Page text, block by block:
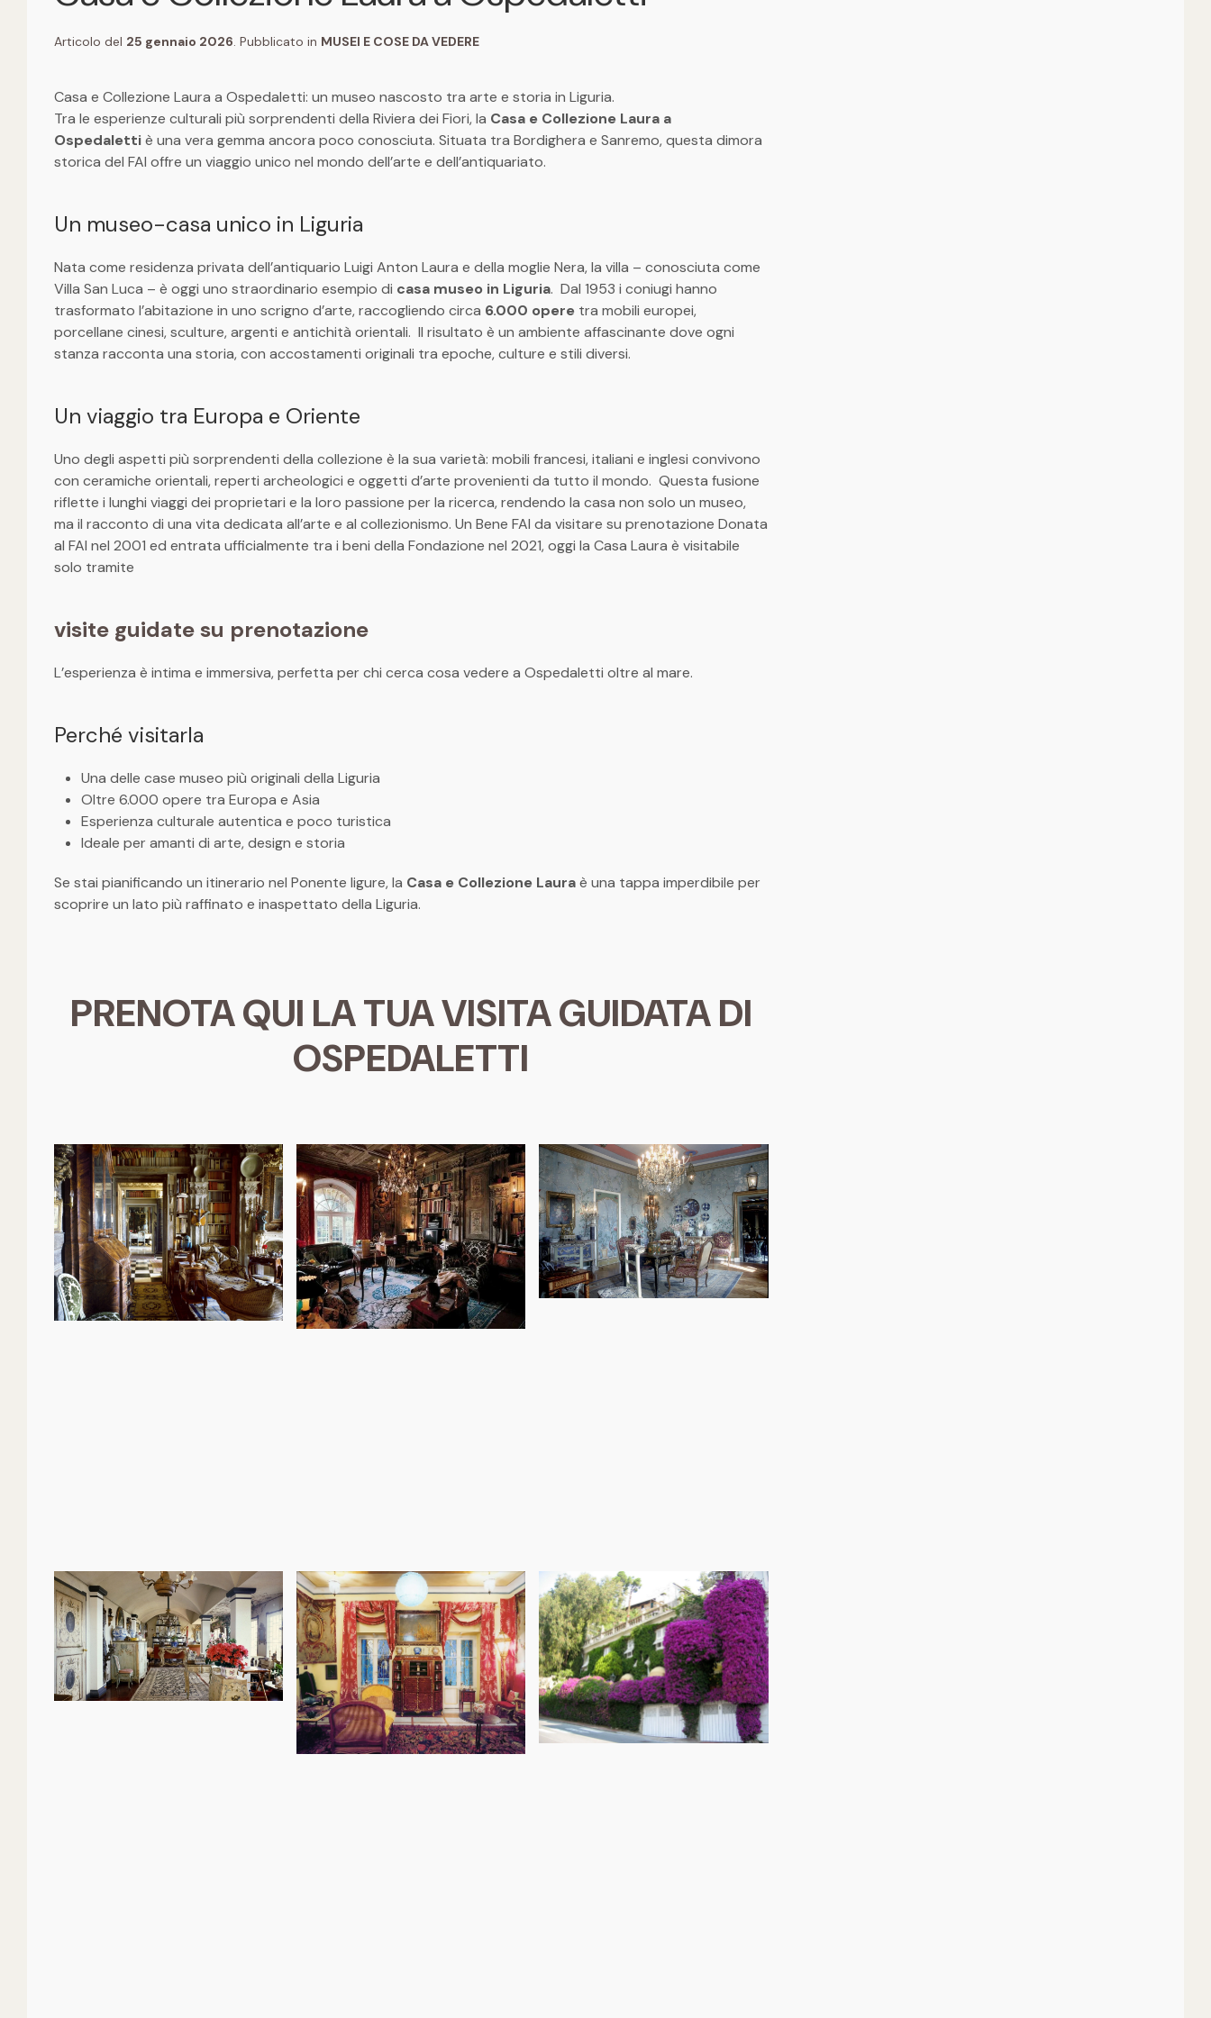
Articolo del 25 gennaio 2026 . Pubblicato in MUSEI E COSE DA VEDERE
Casa e Collezione Laura a Ospedaletti: un museo nascosto tra arte e storia in Liguria.
Tra le esperienze culturali più sorprendenti della Riviera dei Fiori, la Casa e Collezione Laura a
Ospedalettiè una vera gemma ancora poco conosciuta. Situata tra Bordighera e Sanremo, questa dimora
storica del FAI offre un viaggio unico nel mondo dell’arte e dell’antiquariato.
Un museo-casa unico in Liguria
Nata come residenza privata dell’antiquario Luigi Anton Laura e della moglie Nera, la villa – conosciuta come
Villa San Luca – è oggi uno straordinario esempio di casa museo in Liguria. Dal 1953 i coniugi hanno
trasformato l’abitazione in uno scrigno d’arte, raccogliendo circa 6.000 opere tra mobili europei,
porcellane cinesi, sculture, argenti e antichità orientali. Il risultato è un ambiente affascinante dove ogni
stanza racconta una storia, con accostamenti originali tra epoche, culture e stili diversi.
Un viaggio tra Europa e Oriente
Uno degli aspetti più sorprendenti della collezione è la sua varietà: mobili francesi, italiani e inglesi convivono
con ceramiche orientali, reperti archeologici e oggetti d’arte provenienti da tutto il mondo. Questa fusione
riflette i lunghi viaggi dei proprietari e la loro passione per la ricerca, rendendo la casa non solo un museo,
ma il racconto di una vita dedicata all’arte e al collezionismo. Un Bene FAI da visitare su prenotazione Donata
al FAI nel 2001 ed entrata ufficialmente tra i beni della Fondazione nel 2021, oggi la Casa Laura è visitabile
solo tramite
visite guidate su prenotazione
L’esperienza è intima e immersiva, perfetta per chi cerca cosa vedere a Ospedaletti oltre al mare.
Perché visitarla
Una delle case museo più originali della Liguria
Oltre 6.000 opere tra Europa e Asia
Esperienza culturale autentica e poco turistica
Ideale per amanti di arte, design e storia
Se stai pianificando un itinerario nel Ponente ligure, la Casa e Collezione Lauraè una tappa imperdibile per
scoprire un lato più raffinato e inaspettato della Liguria.
PRENOTA QUI LA TUA VISITA GUIDATA DI
OSPEDALETTI